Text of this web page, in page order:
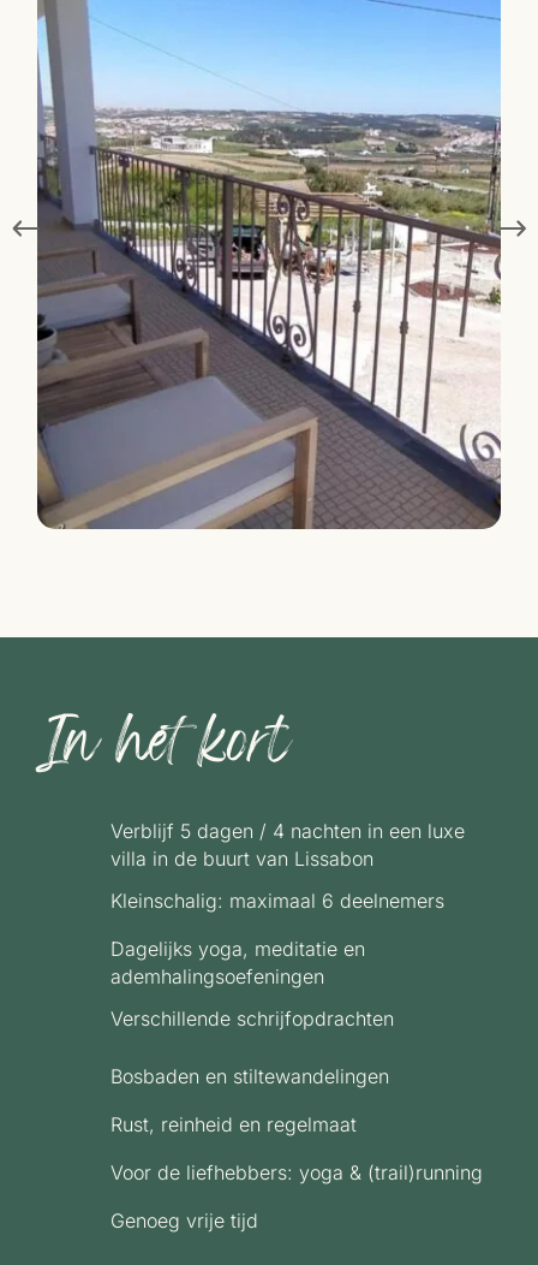
In het kort
Verblijf 5 dagen / 4 nachten in een luxe
villa in de buurt van Lissabon
Kleinschalig: maximaal 6 deelnemers
Dagelijks yoga, meditatie en
ademhalingsoefeningen
Verschillende schrijfopdrachten
Bosbaden en stiltewandelingen
Rust, reinheid en regelmaat
Voor de liefhebbers: yoga & (trail)running
Genoeg vrije tijd